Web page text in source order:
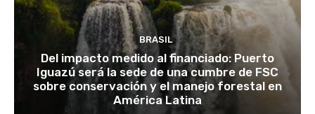
BRASIL
Del impacto medido al financiado: Puerto
Iguazú será la sede de una cumbre de FSC
sobre conservación y el manejo forestal en
América Latina